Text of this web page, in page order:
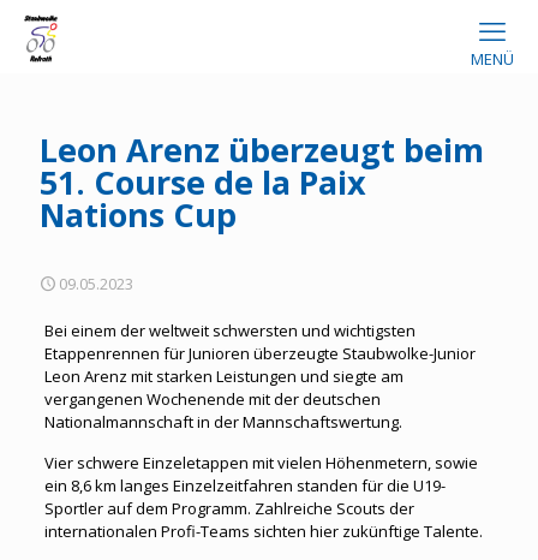
MENÜ
Leon Arenz überzeugt beim
51. Course de la Paix
Nations Cup
09.05.2023
Bei einem der weltweit schwersten und wichtigsten
Etappenrennen für Junioren überzeugte Staubwolke-Junior
Leon Arenz mit starken Leistungen und siegte am
vergangenen Wochenende mit der deutschen
Nationalmannschaft in der Mannschaftswertung.
Vier schwere Einzeletappen mit vielen Höhenmetern, sowie
ein 8,6 km langes Einzelzeitfahren standen für die U19-
Sportler auf dem Programm. Zahlreiche Scouts der
internationalen Profi-Teams sichten hier zukünftige Talente.